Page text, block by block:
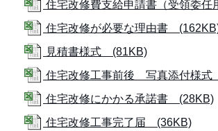
住宅改修費支給申請書（受領委
住宅改修が必要な理由書
見積書様式 (81KB)
住宅改修工事前後 写真添付様
住宅改修にかかる承諾書 (28KB)
住宅改修工事完了届 (36KB)